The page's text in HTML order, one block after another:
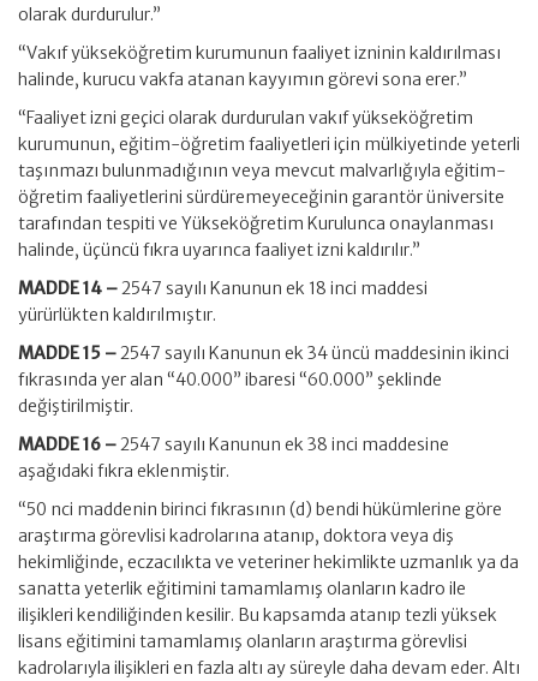
olarak durdurulur.”
“Vakıf yükseköğretim kurumunun faaliyet izninin kaldırılması
halinde, kurucu vakfa atanan kayyımın görevi sona erer.”
“Faaliyet izni geçici olarak durdurulan vakıf yükseköğretim
kurumunun, eğitim-öğretim faaliyetleri için mülkiyetinde yeterli
taşınmazı bulunmadığının veya mevcut malvarlığıyla eğitim-
öğretim faaliyetlerini sürdüremeyeceğinin garantör üniversite
tarafından tespiti ve Yükseköğretim Kurulunca onaylanması
halinde, üçüncü fıkra uyarınca faaliyet izni kaldırılır.”
MADDE 14 –2547 sayılı Kanunun ek 18 inci maddesi
yürürlükten kaldırılmıştır.
MADDE 15 –2547 sayılı Kanunun ek 34 üncü maddesinin ikinci
fıkrasında yer alan “40.000” ibaresi “60.000” şeklinde
değiştirilmiştir.
MADDE 16 –2547 sayılı Kanunun ek 38 inci maddesine
aşağıdaki fıkra eklenmiştir.
“50 nci maddenin birinci fıkrasının (d) bendi hükümlerine göre
araştırma görevlisi kadrolarına atanıp, doktora veya diş
hekimliğinde, eczacılıkta ve veteriner hekimlikte uzmanlık ya da
sanatta yeterlik eğitimini tamamlamış olanların kadro ile
ilişikleri kendiliğinden kesilir. Bu kapsamda atanıp tezli yüksek
lisans eğitimini tamamlamış olanların araştırma görevlisi
kadrolarıyla ilişikleri en fazla altı ay süreyle daha devam eder. Altı